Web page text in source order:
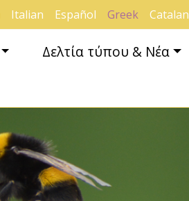
Italian Español Greek Catalan
Δελτία τύπου & Νέα